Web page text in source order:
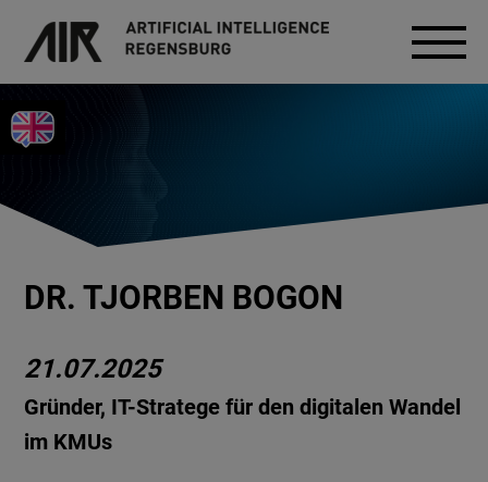
DR. TJORBEN BOGON
21.07.2025
Gründer, IT-Stratege für den digitalen Wandel
im KMUs